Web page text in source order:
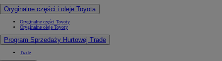
Oryginalne części i oleje Toyota
Oryginalne części Toyoty
Oryginalne oleje Toyoty
Program Sprzedaży Hurtowej Trade
Trade